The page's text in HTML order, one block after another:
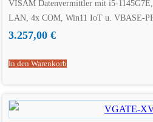
VISAM Datenvermittler mit i5-
LAN, 4x COM, Win11 IoT u. VBASE-
3.257,00 €
In den Warenkorb